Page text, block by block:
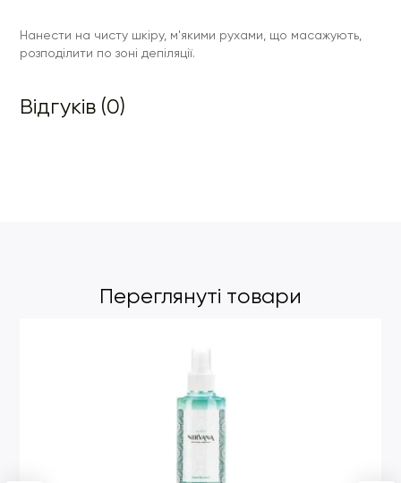
Нанести на чисту шкіру, м'якими рухами, що масажують,
розподілити по зоні депіляції.
Відгуків (0)
Переглянуті товари